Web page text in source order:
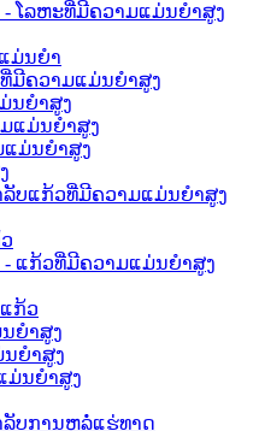
ໂລຫະທີ່ມີຄວາມແມ່ນຍໍາສູງ
ມ່ນຍໍາ
ມີຄວາມແມ່ນຍໍາສູງ
ນຍໍາສູງ
ແມ່ນຍໍາສູງ
ແມ່ນຍໍາສູງ
ບແກ້ວທີ່ມີຄວາມແມ່ນຍໍາສູງ
- ແກ້ວທີ່ມີຄວາມແມ່ນຍໍາສູງ
ກ້ວ
ຍໍາສູງ
ນຍໍາສູງ
ມ່ນຍໍາສູງ
ບການຫລໍ່ແຮ່ທາດ